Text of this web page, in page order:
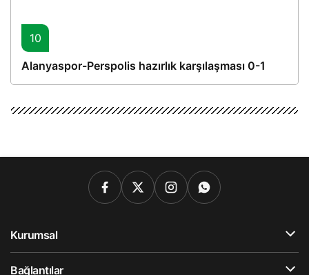
10
Alanyaspor-Perspolis hazırlık karşılaşması 0-1
Kurumsal
Bağlantılar